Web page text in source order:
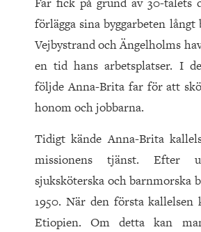
förlägga sina byggarbeten långt
Vejbystrand och Ängelholms
en tid hans arbetsplatser. I
följde Anna-Brita far för att
honom och jobbarna.
Tidigt kände Anna-Brita
missionens tjänst. Efter
sjuksköterska och barnmorska
1950. När den förs­ta kallelsen
Etio­pien. Om detta kan